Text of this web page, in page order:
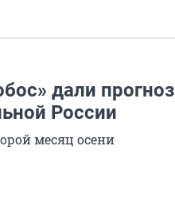
дали прогноз
России
месяц осени